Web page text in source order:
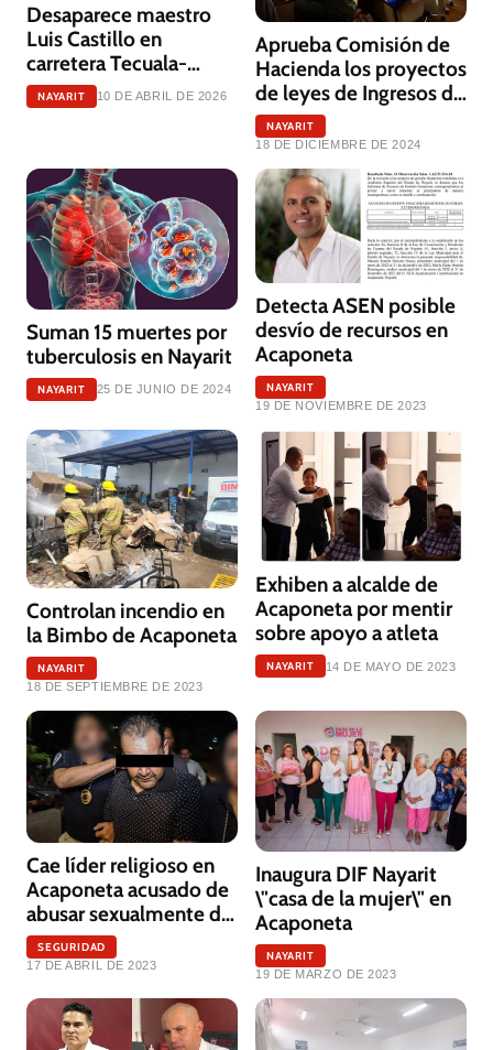
Desaparece maestro
Luis Castillo en
carretera Tecuala-
Acaponeta
NAYARIT 10 DE ABRIL DE 2026
Aprueba Comisión de
Hacienda los proyectos
de leyes de Ingresos de
Acaponeta,
Compostela y Tepic
NAYARIT
18 DE DICIEMBRE DE 2024
Suman 15 muertes por
tuberculosis en Nayarit
NAYARIT 25 DE JUNIO DE 2024
Detecta ASEN posible
desvío de recursos en
Acaponeta
NAYARIT
19 DE NOVIEMBRE DE 2023
Controlan incendio en
la Bimbo de Acaponeta
NAYARIT
18 DE SEPTIEMBRE DE 2023
Exhiben a alcalde de
Acaponeta por mentir
sobre apoyo a atleta
NAYARIT 14 DE MAYO DE 2023
Cae líder religioso en
Acaponeta acusado de
abusar sexualmente de
menores en Baja
California
SEGURIDAD
17 DE ABRIL DE 2023
Inaugura DIF Nayarit
\"casa de la mujer\" en
Acaponeta
NAYARIT
19 DE MARZO DE 2023